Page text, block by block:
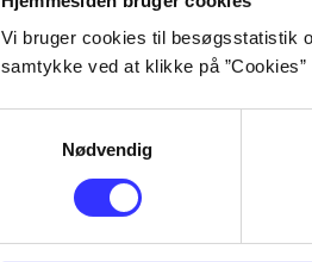
Vi bruger cookies til besøgsstatistik
samtykke ved at klikke på
Nødvendig
...